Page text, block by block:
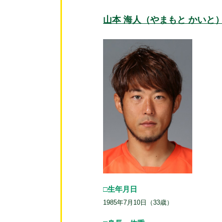
山本 海人（やまもと かいと
□生年月日
1985年7月10日（33歳）